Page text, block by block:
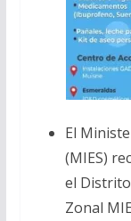
El
(MIES)
el
Zonal